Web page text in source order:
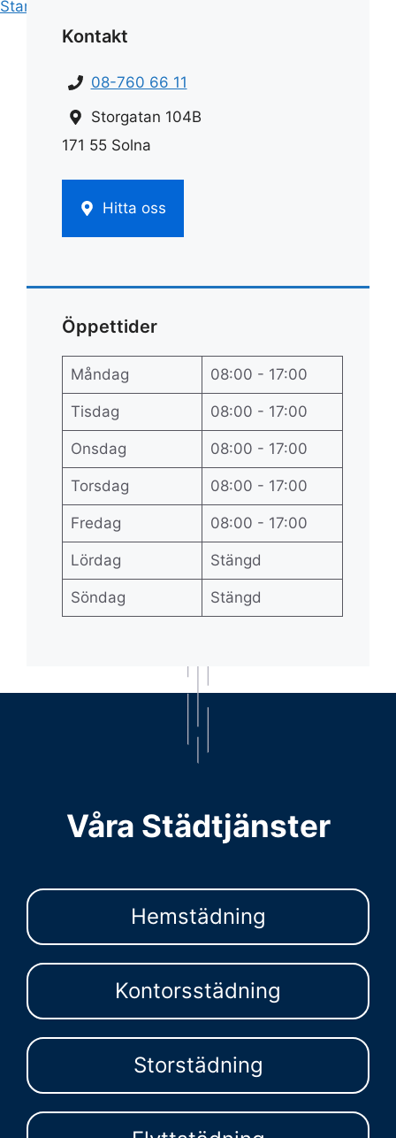
Start
Kontakt
08-760 66 11
Storgatan 104B
171 55 Solna
Hitta oss
Öppettider
Måndag 08:00 - 17:00
Tisdag 08:00 - 17:00
Onsdag 08:00 - 17:00
Torsdag 08:00 - 17:00
Fredag 08:00 - 17:00
Lördag Stängd
Söndag Stängd
Våra Städtjänster
Hemstädning
Kontorsstädning
Storstädning